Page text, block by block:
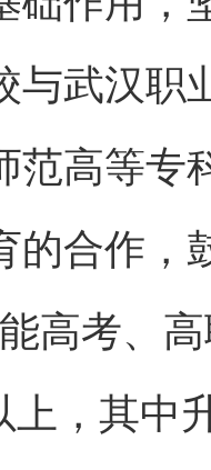
与武汉职
范高等专
的合作，
高考、
上，其中